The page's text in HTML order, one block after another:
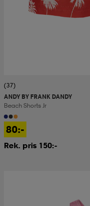
(37)
ANDY BY FRANK DANDY
Beach Shorts Jr
80:-
Rek. pris 150:-